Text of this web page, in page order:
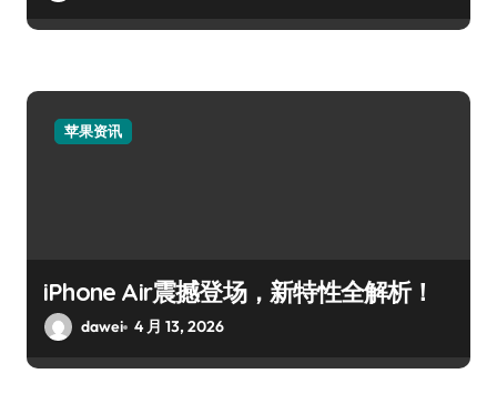
苹果资讯
iPhone Air震撼登场，新特性全解析！
dawei 4 月 13, 2026